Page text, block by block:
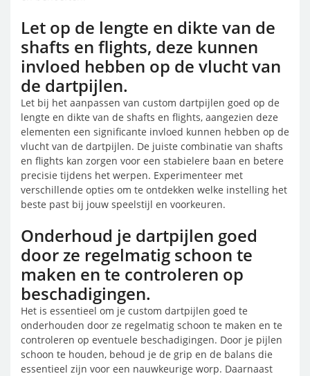
Let op de lengte en dikte van de
shafts en flights, deze kunnen
invloed hebben op de vlucht van
de dartpijlen.
Let bij het aanpassen van custom dartpijlen goed op de
lengte en dikte van de shafts en flights, aangezien deze
elementen een significante invloed kunnen hebben op de
vlucht van de dartpijlen. De juiste combinatie van shafts
en flights kan zorgen voor een stabielere baan en betere
precisie tijdens het werpen. Experimenteer met
verschillende opties om te ontdekken welke instelling het
beste past bij jouw speelstijl en voorkeuren.
Onderhoud je dartpijlen goed
door ze regelmatig schoon te
maken en te controleren op
beschadigingen.
Het is essentieel om je custom dartpijlen goed te
onderhouden door ze regelmatig schoon te maken en te
controleren op eventuele beschadigingen. Door je pijlen
schoon te houden, behoud je de grip en de balans die
essentieel zijn voor een nauwkeurige worp. Daarnaast